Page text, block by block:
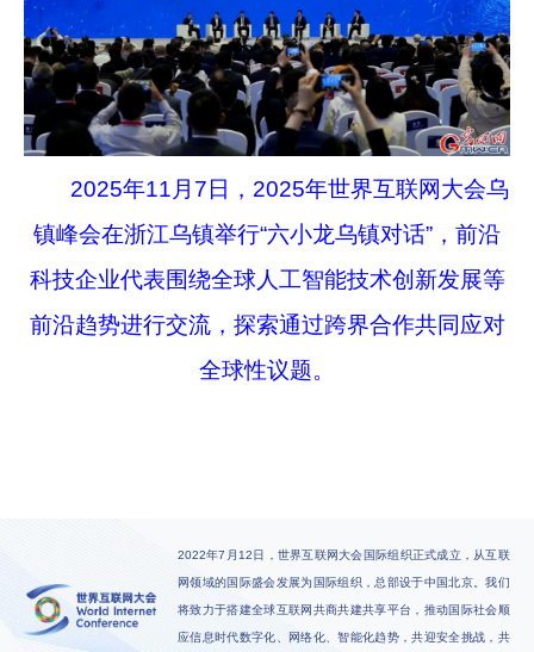
2025年11月7日，2025年世界互联网大会乌
镇峰会在浙江乌镇举行“六小龙乌镇对话”，前沿
科技企业代表围绕全球人工智能技术创新发展等
前沿趋势进行交流，探索通过跨界合作共同应对
全球性议题。
2022年7月12日，世界互联网大会国际组织正式成立，从互联
网领域的国际盛会发展为国际组织，总部设于中国北京。我们
将致力于搭建全球互联网共商共建共享平台，推动国际社会顺
应信息时代数字化、网络化、智能化趋势，共迎安全挑战，共